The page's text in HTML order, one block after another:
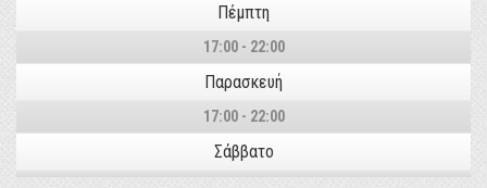
Πέμπτη
17:00 - 22:00
Παρασκευή
17:00 - 22:00
Σάββατο